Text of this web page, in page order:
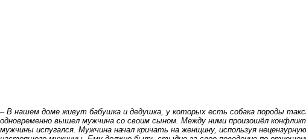
– В нашем доме живут бабушка и дедушка, у которых есть собака породы
одновременно вышел мужчина со своим сыном. Между ними произошёл
мужчины испугался. Мужчина начал кричать на женщину, используя